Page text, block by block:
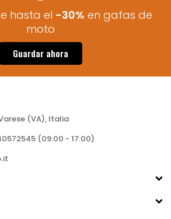
hasta el -30% en gafas de
moto
Guardar ahora
(VA), Italia
(09:00 - 17:00)